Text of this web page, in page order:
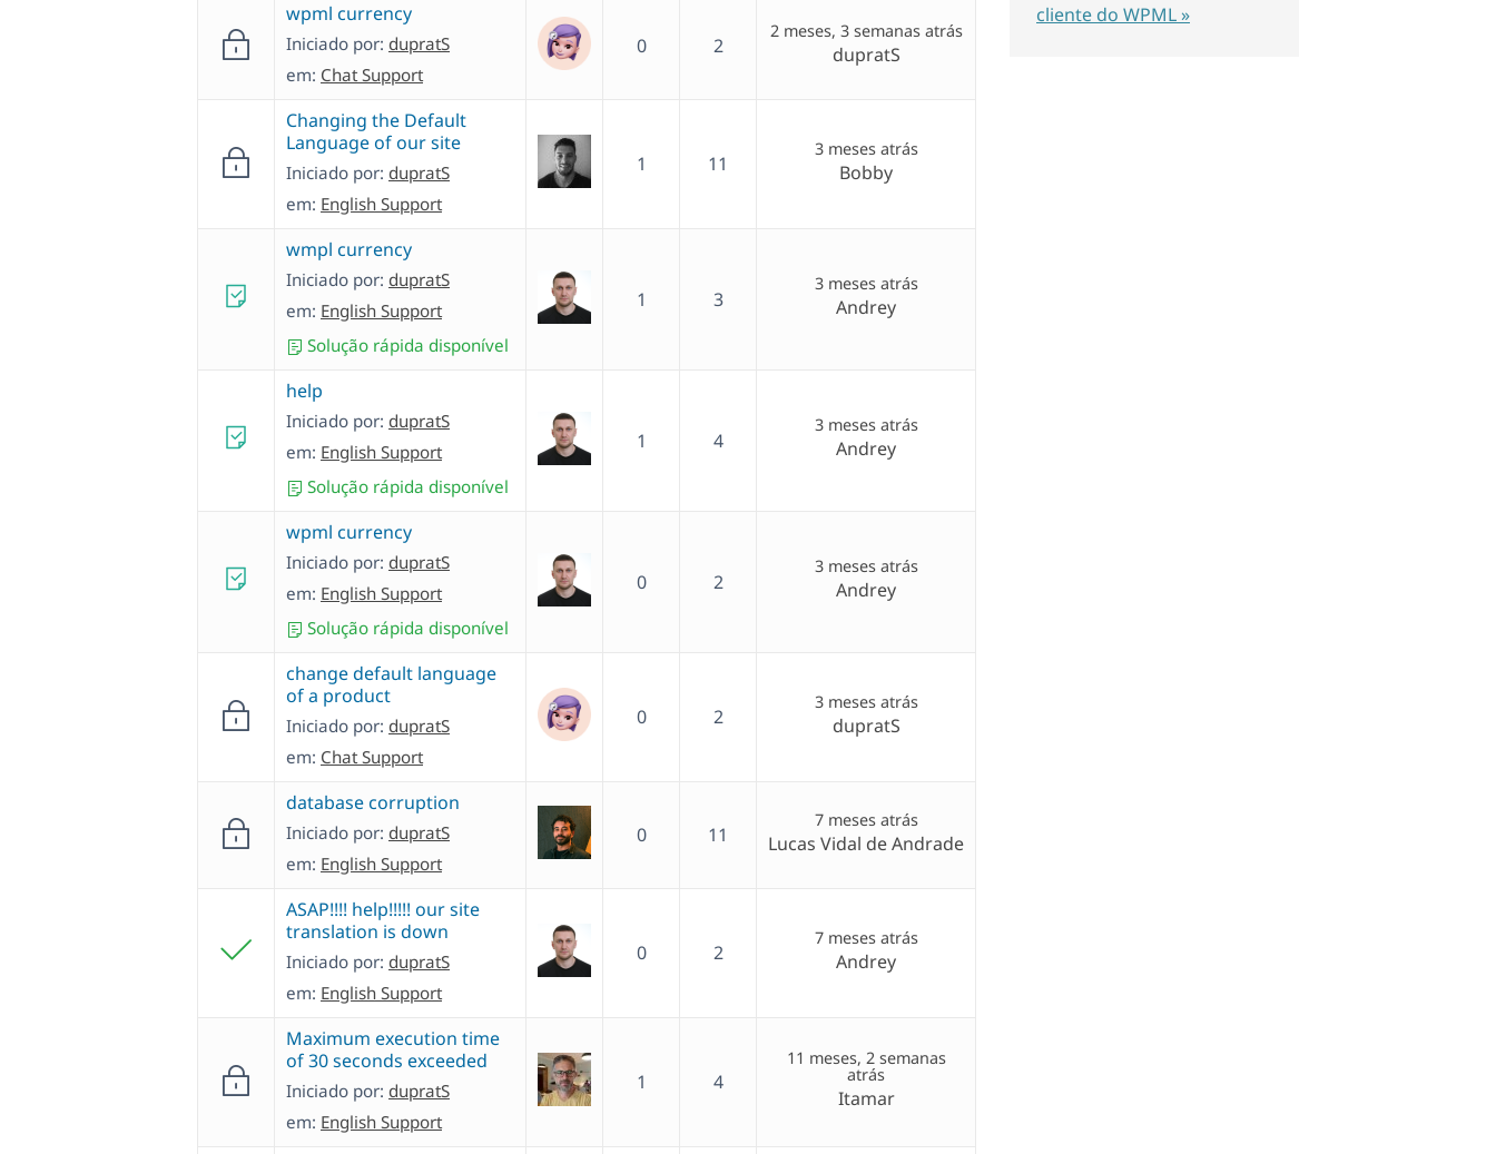
wpml currency
Iniciado por: dupratS
em: Chat Support
0 2
2 meses, 3 semanas atrás
dupratS
Changing the Default
Language of our site
Iniciado por: dupratS
em: English Support
1 11
3 meses atrás
Bobby
wmpl currency
Iniciado por: dupratS
em: English Support
Solução rápida disponível
1 3
3 meses atrás
Andrey
help
Iniciado por: dupratS
em: English Support
Solução rápida disponível
1 4
3 meses atrás
Andrey
wpml currency
Iniciado por: dupratS
em: English Support
Solução rápida disponível
0 2
3 meses atrás
Andrey
change default language
of a product
Iniciado por: dupratS
em: Chat Support
0 2
3 meses atrás
dupratS
database corruption
Iniciado por: dupratS
em: English Support
0 11
7 meses atrás
Lucas Vidal de Andrade
ASAP!!!! help!!!!! our site
translation is down
Iniciado por: dupratS
em: English Support
0 2
7 meses atrás
Andrey
Maximum execution time
of 30 seconds exceeded
Iniciado por: dupratS
em: English Support
1 4
11 meses, 2 semanas
atrás
Itamar
cliente do WPML »